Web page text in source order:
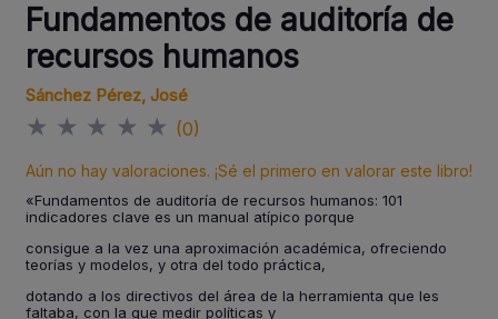
Fundamentos de auditoría de
recursos humanos
Sánchez Pérez, José
★ ★ ★ ★ ★ (0)
Aún no hay valoraciones. ¡Sé el primero en valorar este libro!
«Fundamentos de auditoría de recursos humanos: 101
indicadores clave es un manual atípico porque
consigue a la vez una aproximación académica, ofreciendo
teorías y modelos, y otra del todo práctica,
dotando a los directivos del área de la herramienta que les
faltaba, con la que medir políticas y